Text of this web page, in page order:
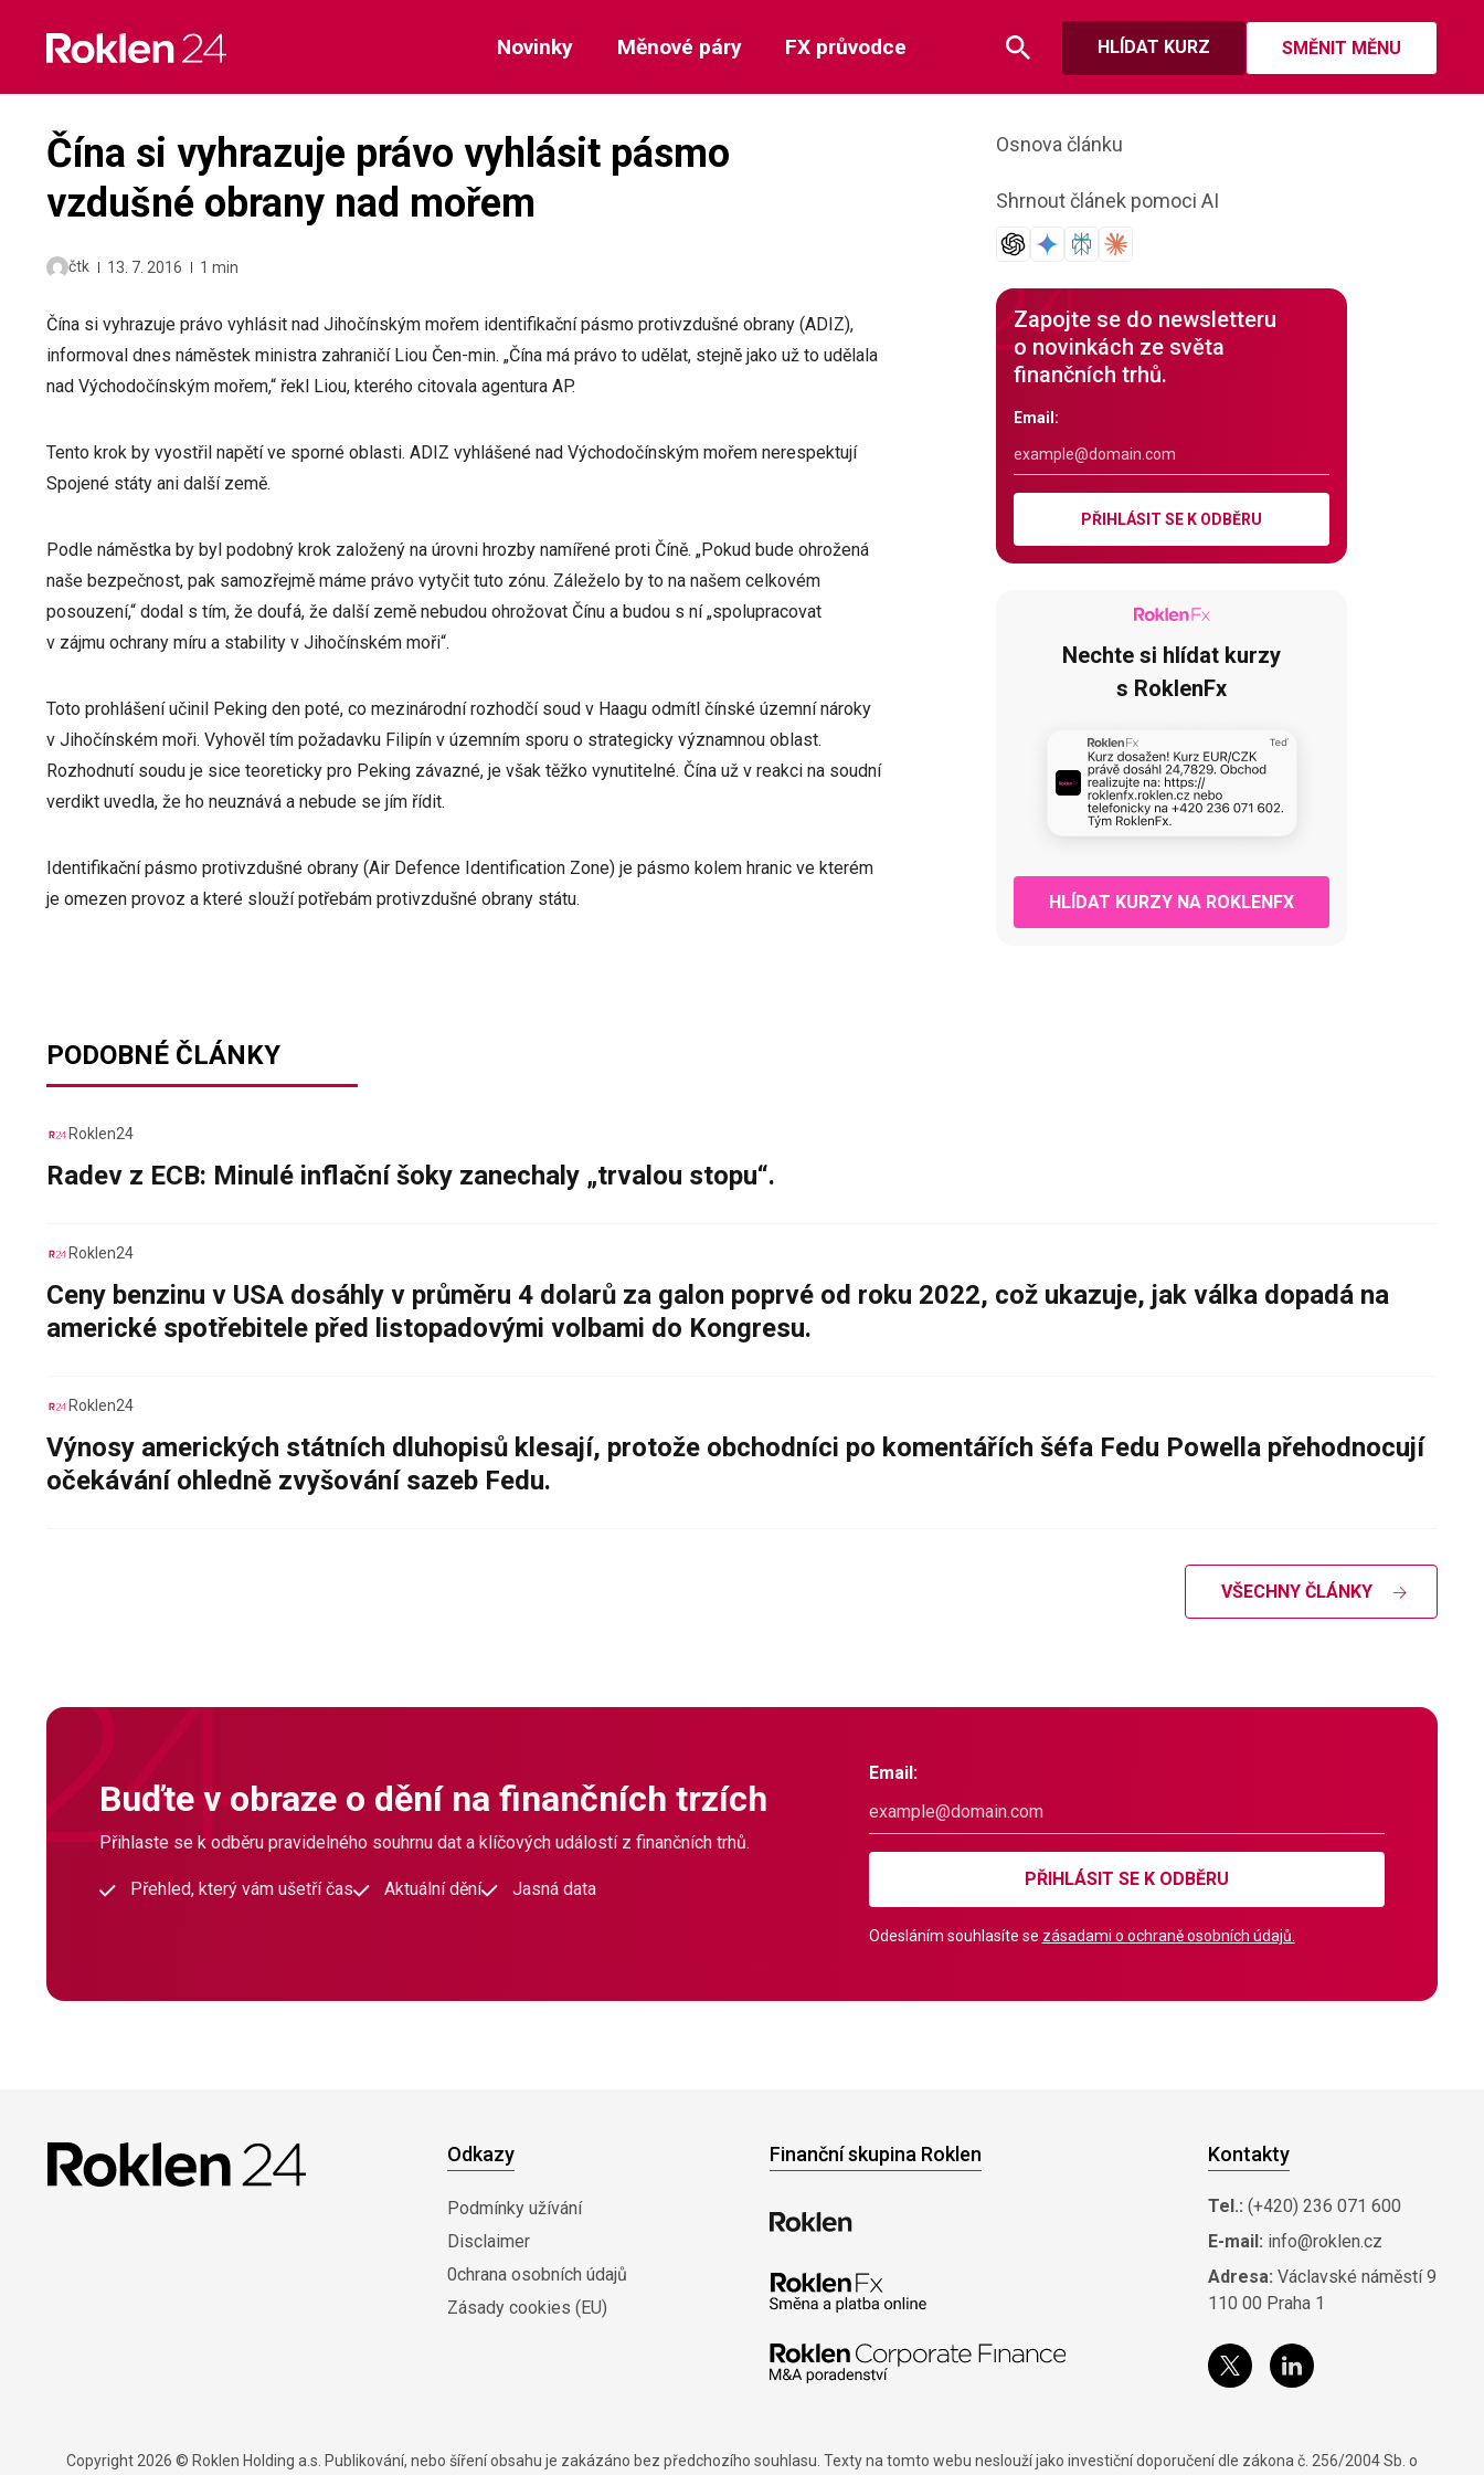
content
HLÍDAT KURZ SMĚNIT MĚNU
Novinky Měnové páry FX průvodce
Čína si vyhrazuje právo vyhlásit pásmo
vzdušné obrany nad mořem
čtk 13. 7. 2016 1 min
Čína si vyhrazuje právo vyhlásit nad Jihočínským mořem identifikační pásmo protivzdušné obrany (ADIZ),
informoval dnes náměstek ministra zahraničí Liou Čen-min. „Čína má právo to udělat, stejně jako už to udělala
nad Východočínským mořem,“ řekl Liou, kterého citovala agentura AP.
Tento krok by vyostřil napětí ve sporné oblasti. ADIZ vyhlášené nad Východočínským mořem nerespektují
Spojené státy ani další země.
Podle náměstka by byl podobný krok založený na úrovni hrozby namířené proti Číně. „Pokud bude ohrožená
naše bezpečnost, pak samozřejmě máme právo vytyčit tuto zónu. Záleželo by to na našem celkovém
posouzení,“ dodal s tím, že doufá, že další země nebudou ohrožovat Čínu a budou s ní „spolupracovat
v zájmu ochrany míru a stability v Jihočínském moři“.
Toto prohlášení učinil Peking den poté, co mezinárodní rozhodčí soud v Haagu odmítl čínské územní nároky
v Jihočínském moři. Vyhověl tím požadavku Filipín v územním sporu o strategicky významnou oblast.
Rozhodnutí soudu je sice teoreticky pro Peking závazné, je však těžko vynutitelné. Čína už v reakci na soudní
verdikt uvedla, že ho neuznává a nebude se jím řídit.
Identifikační pásmo protivzdušné obrany (Air Defence Identification Zone) je pásmo kolem hranic ve kterém
je omezen provoz a které slouží potřebám protivzdušné obrany státu.
Osnova článku
Shrnout článek pomoci AI
Zapojte se do newsletteru
o novinkách ze světa
finančních trhů.
Email:
PŘIHLÁSIT SE K ODBĚRU
Nechte si hlídat kurzy
s RoklenFx
HLÍDAT KURZY NA ROKLENFX
PODOBNÉ ČLÁNKY
Roklen24
Radev z ECB: Minulé inflační šoky zanechaly „trvalou stopu“.
Roklen24
Ceny benzinu v USA dosáhly v průměru 4 dolarů za galon poprvé od roku 2022, což ukazuje, jak válka dopadá na
americké spotřebitele před listopadovými volbami do Kongresu.
Roklen24
Výnosy amerických státních dluhopisů klesají, protože obchodníci po komentářích šéfa Fedu Powella přehodnocují
očekávání ohledně zvyšování sazeb Fedu.
VŠECHNY ČLÁNKY
Buďte v obraze o dění na finančních trzích
Přihlaste se k odběru pravidelného souhrnu dat a klíčových událostí z finančních trhů.
Přehled, který vám ušetří čas Aktuální dění Jasná data
Email:
PŘIHLÁSIT SE K ODBĚRU
Odesláním souhlasíte se zásadami o ochraně osobních údajů.
Odkazy
Podmínky užívání
Disclaimer
0chrana osobních údajů
Zásady cookies (EU)
Finanční skupina Roklen Kontakty
Tel.: (+420) 236 071 600
E-mail: info@roklen.cz
Adresa: Václavské náměstí 9
110 00 Praha 1
Copyright 2026 © Roklen Holding a.s. Publikování, nebo šíření obsahu je zakázáno bez předchozího souhlasu. Texty na tomto webu neslouží jako investiční doporučení dle zákona č. 256/2004 Sb. o